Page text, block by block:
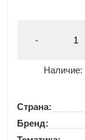
-
Наличие:
Страна:
Бренд: